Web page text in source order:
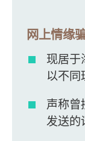
网上情缘
现居于
以不同
声称曾
发送的